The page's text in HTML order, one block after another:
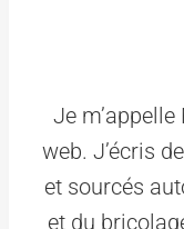
Je
web. J’écris
et sourcés
et du